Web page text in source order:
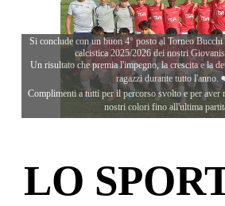
Si conclude con un buon 4° posto al Torneo
calcistica 2025/2026 dei nostri
Un risultato che premia l'impegno, la crescita e la
ragazzi durante tutto
Complimenti a tutti per il percorso svolto e per aver
nostri colori fino all'ultima
LO